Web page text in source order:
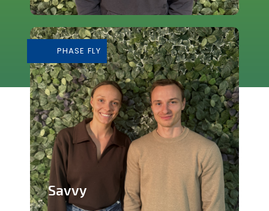
de musique
En savoir plus
PHASE FLY
Savvy